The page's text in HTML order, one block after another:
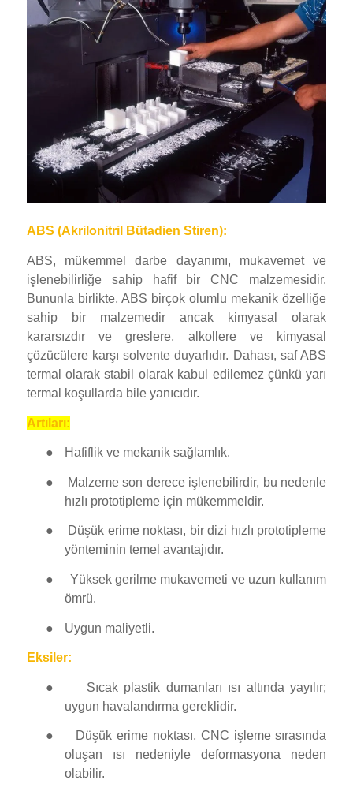
ABS (Akrilonitril Bütadien Stiren):
ABS, mükemmel darbe dayanımı, mukavemet ve
işlenebilirliğe sahip hafif bir CNC malzemesidir.
Bununla birlikte, ABS birçok olumlu mekanik özelliğe
sahip bir malzemedir ancak kimyasal olarak
kararsızdır ve greslere, alkollere ve kimyasal
çözücülere karşı solvente duyarlıdır. Dahası, saf ABS
termal olarak stabil olarak kabul edilemez çünkü yarı
termal koşullarda bile yanıcıdır.
Artıları:
● Hafiflik ve mekanik sağlamlık.
●
Malzeme son derece işlenebilirdir, bu nedenle
hızlı prototipleme için mükemmeldir.
●
Düşük erime noktası, bir dizi hızlı prototipleme
yönteminin temel avantajıdır.
●
Yüksek gerilme mukavemeti ve uzun kullanım
ömrü.
● Uygun maliyetli.
Eksiler:
●
Sıcak plastik dumanları ısı altında yayılır;
uygun havalandırma gereklidir.
●
Düşük erime noktası, CNC işleme sırasında
oluşan ısı nedeniyle deformasyona neden
olabilir.